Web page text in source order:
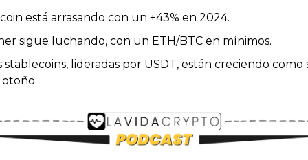
está arrasando con un +43% en 2024.
sigue luchando, con un ETH/BTC en mínimos.
stablecoins, lideradas por USDT, están creciendo como